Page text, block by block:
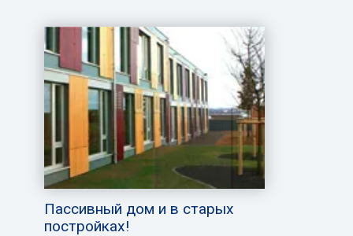
Пассивный дом и в старых
постройках!